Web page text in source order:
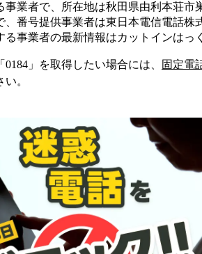
事業者で、所在地は秋田県由利本荘市
、番号提供事業者は東日本電信電話株
る事業者の最新情報はカットインはっ
0184 」を取得したい場合には、
固定電
。